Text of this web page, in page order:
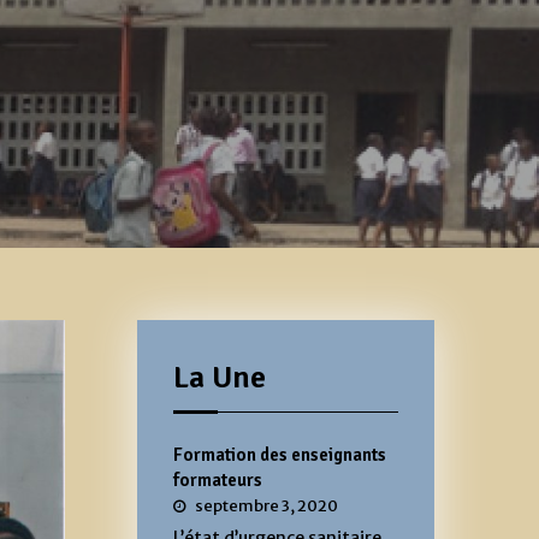
La Une
Formation des enseignants
formateurs
septembre 3, 2020